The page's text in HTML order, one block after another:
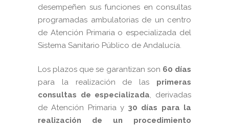
desempeñen sus funciones en consultas
programadas ambulatorias de un centro
de Atención Primaria o especializada del
Sistema Sanitario Público de Andalucía.
Los plazos que se garantizan son 60 días
para la realización de las primeras
consultas de especializada, derivadas
de Atención Primaria y30 días para la
realización de un procedimiento